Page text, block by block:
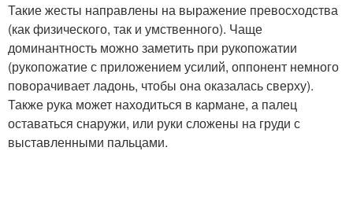
Такие жесты направлены на выражение превосходства
(как физического, так и умственного). Чаще
доминантность можно заметить при рукопожатии
(рукопожатие с приложением усилий, оппонент немного
поворачивает ладонь, чтобы она оказалась сверху).
Также рука может находиться в кармане, а палец
оставаться снаружи, или руки сложены на груди с
выставленными пальцами.